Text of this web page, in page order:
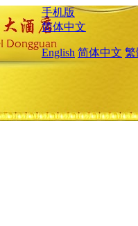
手机版
简体中文
English 简体中文 繁